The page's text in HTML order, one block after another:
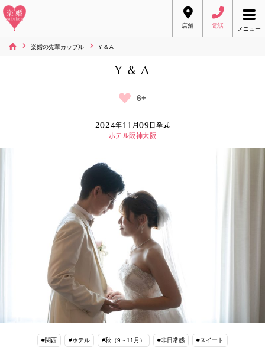
店舗 電話 メニュー
楽婚の先輩カップル Y & A
Y & A
6+
2024年11月09日挙式
ホテル阪神大阪
#関西 #ホテル #秋（9～11月） #非日常感 #スイート